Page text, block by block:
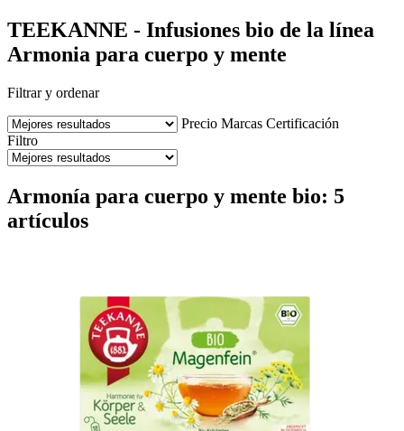
TEEKANNE - Infusiones bio de la línea
Armonia para cuerpo y mente
Filtrar y ordenar
Precio Marcas Certificación
Filtro
Armonía para cuerpo y mente bio: 5
artículos